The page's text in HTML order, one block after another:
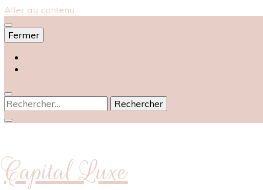
Aller au contenu
Fermer
Rechercher :
Capital Luxe